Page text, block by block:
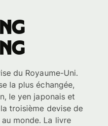
du Royaume-Uni.
la plus échangée,
le yen japonais et
troisième devise de
monde. La livre